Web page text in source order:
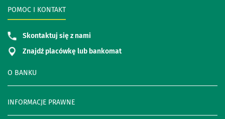
O BANKU
INFORMACJE PRAWNE
POMOC I KONTAKT
Skontaktuj się z nami
Znajdź placówkę lub bankomat